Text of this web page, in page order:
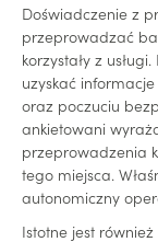
Doświadczenie z
przeprowadzać
korzystały z
uzyskać
oraz poczuciu
ankietowani
przeprowadzenia
tego miejsca.
autonomiczny
Istotne jest